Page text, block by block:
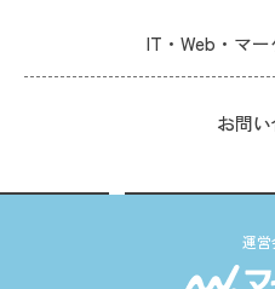
IT・Web・マ
お問
運営